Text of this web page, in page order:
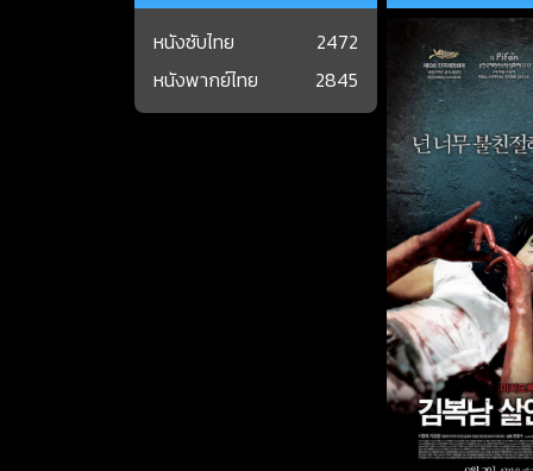
หนังซับไทย
2472
หนังพากย์ไทย
2845